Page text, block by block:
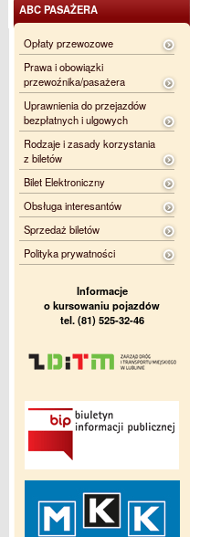
ABC PASAŻERA
Opłaty przewozowe
Prawa i obowiązki
przewoźnika/pasażera
Uprawnienia do przejazdów
bezpłatnych i ulgowych
Rodzaje i zasady korzystania
z biletów
Bilet Elektroniczny
Obsługa interesantów
Sprzedaż biletów
Polityka prywatności
Informacje
o kursowaniu pojazdów
tel. (81) 525-32-46